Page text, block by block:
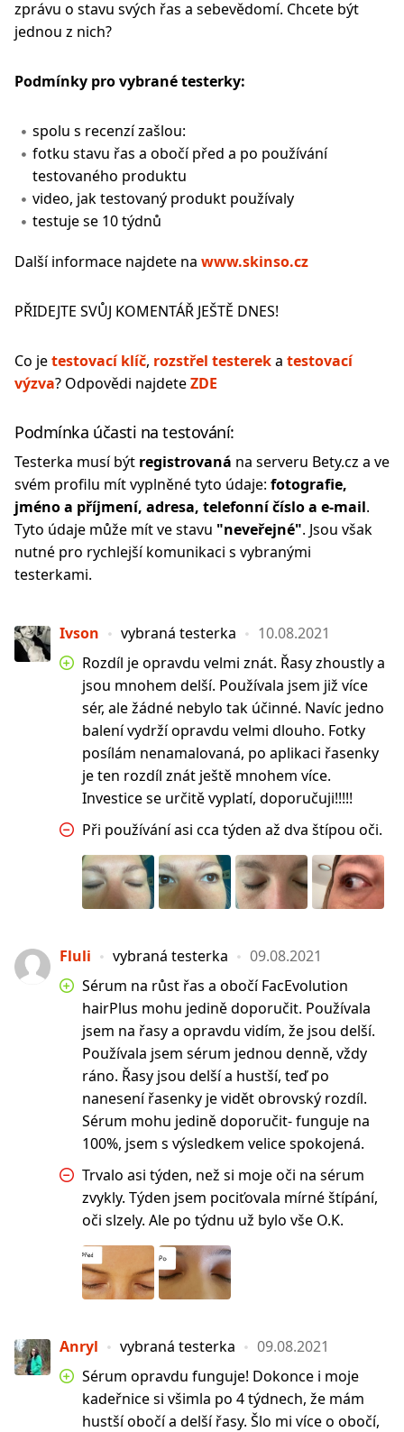
zprávu o stavu svých řas a sebevědomí. Chcete být
jednou z nich?
Podmínky pro vybrané testerky:
spolu s recenzí zašlou:
fotku stavu řas a obočí před a po používání
testovaného produktu
video, jak testovaný produkt používaly
testuje se 10 týdnů
Další informace najdete na www.skinso.cz
PŘIDEJTE SVŮJ KOMENTÁŘ JEŠTĚ DNES!
Co jetestovací klíč, rozstřel testereka testovací
výzva? Odpovědi najdeteZDE
Podmínka účasti na testování:
Testerka musí být registrovaná na serveru Bety.cz a ve
svém profilu mít vyplněné tyto údaje: fotografie,
jméno a příjmení, adresa, telefonní číslo a e-mail.
Tyto údaje může mít ve stavu "neveřejné". Jsou však
nutné pro rychlejší komunikaci s vybranými
testerkami.
Ivson vybraná testerka
10.08.2021
Rozdíl je opravdu velmi znát. Řasy zhoustly a
jsou mnohem delší. Používala jsem již více
sér, ale žádné nebylo tak účinné. Navíc jedno
balení vydrží opravdu velmi dlouho. Fotky
posílám nenamalovaná, po aplikaci řasenky
je ten rozdíl znát ještě mnohem více.
Investice se určitě vyplatí, doporučuji!!!!!
Při používání asi cca týden až dva štípou oči.
Fluli vybraná testerka
09.08.2021
Sérum na růst řas a obočí FacEvolution
hairPlus mohu jedině doporučit. Používala
jsem na řasy a opravdu vidím, že jsou delší.
Používala jsem sérum jednou denně, vždy
ráno. Řasy jsou delší a hustší, teď po
nanesení řasenky je vidět obrovský rozdíl.
Sérum mohu jedině doporučit- funguje na
100%, jsem s výsledkem velice spokojená.
Trvalo asi týden, než si moje oči na sérum
zvykly. Týden jsem pociťovala mírné štípání,
oči slzely. Ale po týdnu už bylo vše O.K.
Anryl vybraná testerka
09.08.2021
Sérum opravdu funguje! Dokonce i moje
kadeřnice si všimla po 4 týdnech, že mám
hustší obočí a delší řasy. Šlo mi více o obočí,